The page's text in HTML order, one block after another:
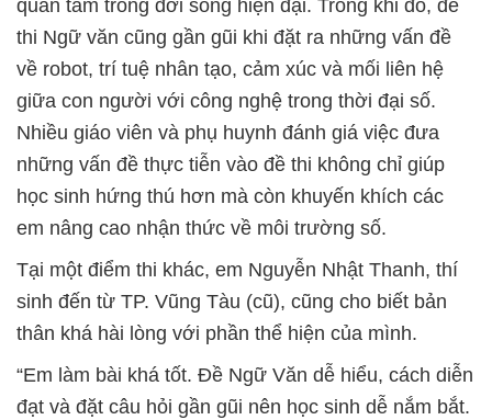
quan tâm trong đời sống hiện đại. Trong khi đó, đề
thi Ngữ văn cũng gần gũi khi đặt ra những vấn đề
về robot, trí tuệ nhân tạo, cảm xúc và mối liên hệ
giữa con người với công nghệ trong thời đại số.
Nhiều giáo viên và phụ huynh đánh giá việc đưa
những vấn đề thực tiễn vào đề thi không chỉ giúp
học sinh hứng thú hơn mà còn khuyến khích các
em nâng cao nhận thức về môi trường số.
Tại một điểm thi khác, em Nguyễn Nhật Thanh, thí
sinh đến từ TP. Vũng Tàu (cũ), cũng cho biết bản
thân khá hài lòng với phần thể hiện của mình.
“Em làm bài khá tốt. Đề Ngữ Văn dễ hiểu, cách diễn
đạt và đặt câu hỏi gần gũi nên học sinh dễ nắm bắt.